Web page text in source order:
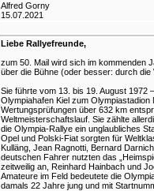
Alfred Gorny
15.07.2021
Liebe Rallyefreunde,
zum 50. Mail wird sich im kommenden
über die Bühne (oder besser: durch
Sie führte vom 13. bis 19. August 1972
Olympiahafen Kiel zum
Wertungsprüfungen über 632 km
Weltmeisterschaftslauf. Sie zählte
die Olympia-Rallye ein unglaubliches
Opel und Polski-Fiat sorgten für
Kulläng, Jean Ragnotti, Bernard
deutschen Fahrer nutzten das
zeitweilig an, Reinhard Hainbach und
Amateure im Feld bedeutete die
damals 22 Jahre jung und mit